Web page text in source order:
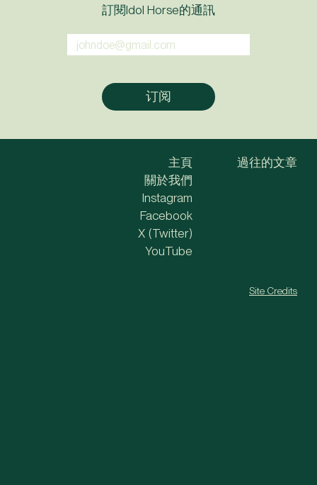
訂閱Idol Horse的通訊
主頁
關於我們
過往的文章
Instagram
Facebook
X (Twitter)
YouTube
Site Credits